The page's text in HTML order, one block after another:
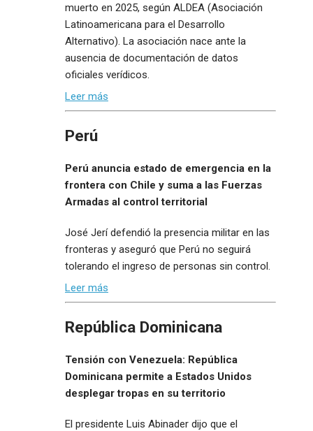
muerto en 2025, según ALDEA (Asociación
Latinoamericana para el Desarrollo
Alternativo). La asociación nace ante la
ausencia de documentación de datos
oficiales verídicos.
Leer más
Perú
Perú anuncia estado de emergencia en la
frontera con Chile y suma a las Fuerzas
Armadas al control territorial
José Jerí defendió la presencia militar en las
fronteras y aseguró que Perú no seguirá
tolerando el ingreso de personas sin control.
Leer más
República Dominicana
Tensión con Venezuela: República
Dominicana permite a Estados Unidos
desplegar tropas en su territorio
El presidente Luis Abinader dijo que el